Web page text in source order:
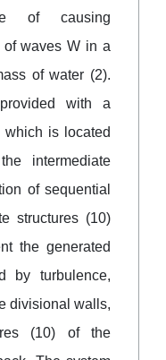
of causing
of waves W in a
of water (2).
with a
which is located
intermediate
of sequential
structures (10)
the generated
by turbulence,
divisional walls,
(10) of the